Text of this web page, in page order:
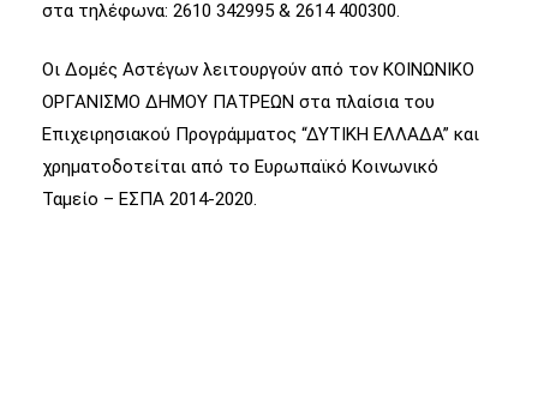
στα τηλέφωνα: 2610 342995 & 2614 400300.
Οι Δομές Αστέγων λειτουργούν από τον ΚΟΙΝΩΝΙΚΟ
ΟΡΓΑΝΙΣΜΟ ΔΗΜΟΥ ΠΑΤΡΕΩΝ στα πλαίσια του
Επιχειρησιακού Προγράμματος “ΔΥΤΙΚΗ ΕΛΛΑΔΑ” και
χρηματοδοτείται από το Ευρωπαϊκό Κοινωνικό
Ταμείο – ΕΣΠΑ 2014-2020.